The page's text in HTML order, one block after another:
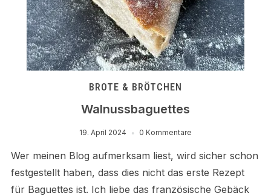
BROTE & BRÖTCHEN
Walnussbaguettes
19. April 2024 0 Kommentare
Wer meinen Blog aufmerksam liest, wird sicher schon
festgestellt haben, dass dies nicht das erste Rezept
für Baguettes ist. Ich liebe das französische Gebäck